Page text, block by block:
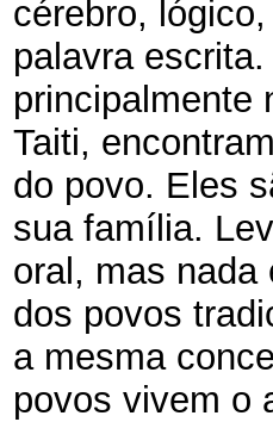
cérebro,
palavra
principalmente
Taiti,
do povo. Eles
sua família.
oral, mas nada
dos povos
a mesma
povos vivem o